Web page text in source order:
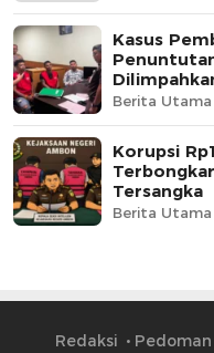
Kasus
Berita Utama
Korupsi
Tersangka
Berita Utama
Redaksi